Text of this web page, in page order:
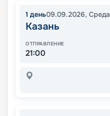
1 день09.09.2026, Среда
Казань
ОТПРАВЛЕНИЕ
21:00